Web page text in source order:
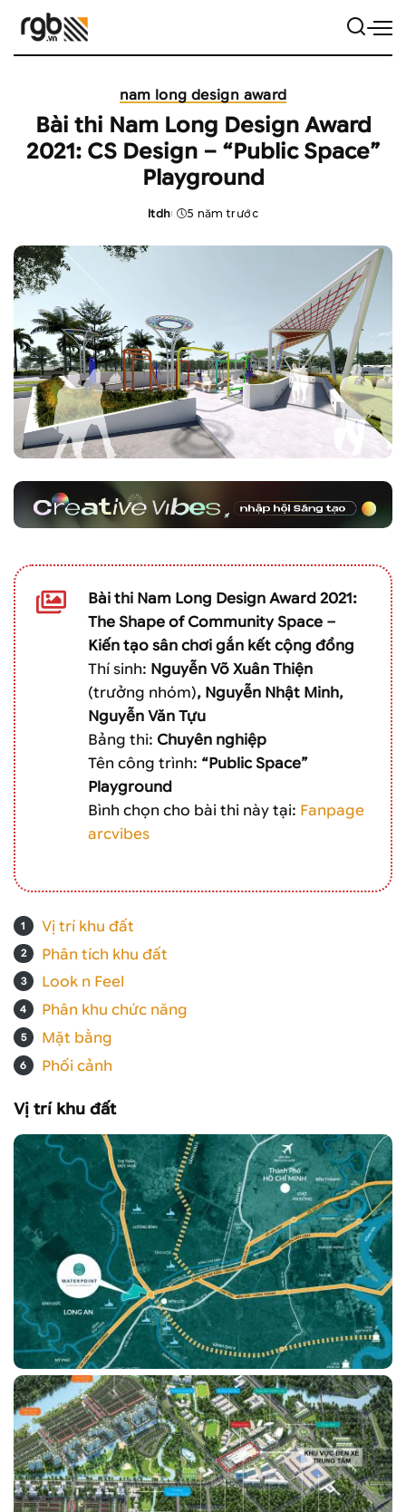
nam long design award
Bài thi Nam Long Design Award
2021: CS Design – “Public Space”
Playground
Posted
ltdh 5 năm trước
Bài thi Nam Long Design Award 2021:
The Shape of Community Space –
Kiến tạo sân chơi gắn kết cộng đồng
Thí sinh: Nguyễn Võ Xuân Thiện
(trưởng nhóm), Nguyễn Nhật Minh,
Nguyễn Văn Tựu
Bảng thi: Chuyên nghiệp
Tên công trình: “Public Space”
Playground
Bình chọn cho bài thi này tại: Fanpage
arcvibes
Vị trí khu đất
Phân tích khu đất
Look n Feel
Phân khu chức năng
Mặt bằng
Phối cảnh
Vị trí khu đất